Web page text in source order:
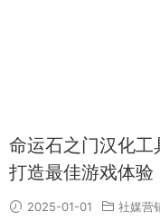
命运石之门汉化
打造最佳游戏体验
2025-01-01 社媒营